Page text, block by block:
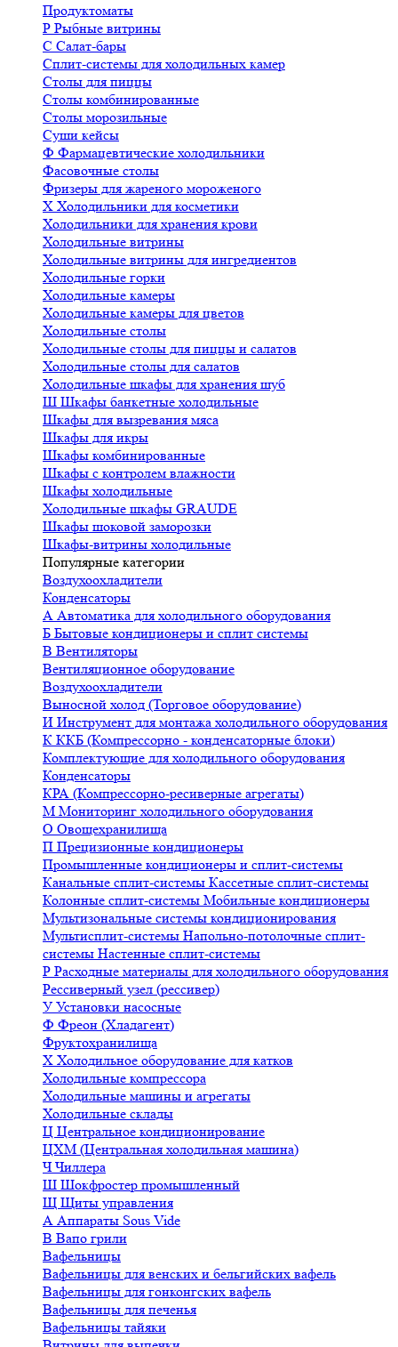
Продуктоматы
Р Рыбные витрины
С Салат-бары
Сплит-системы для холодильных камер
Столы для пиццы
Столы комбинированные
Столы морозильные
Суши кейсы
Ф Фармацевтические холодильники
Фасовочные столы
Фризеры для жареного мороженого
Х Холодильники для косметики
Холодильники для хранения крови
Холодильные витрины
Холодильные витрины для ингредиентов
Холодильные горки
Холодильные камеры
Холодильные камеры для цветов
Холодильные столы
Холодильные столы для пиццы и салатов
Холодильные столы для салатов
Холодильные шкафы для хранения шуб
Ш Шкафы банкетные холодильные
Шкафы для вызревания мяса
Шкафы для икры
Шкафы комбинированные
Шкафы с контролем влажности
Шкафы холодильные
Холодильные шкафы GRAUDE
Шкафы шоковой заморозки
Шкафы-витрины холодильные
Популярные категории
Воздухоохладители
Конденсаторы
А Автоматика для холодильного оборудования
Б Бытовые кондиционеры и сплит системы
В Вентиляторы
Вентиляционное оборудование
Воздухоохладители
Выносной холод (Торговое оборудование)
И Инструмент для монтажа холодильного оборудования
К ККБ (Компрессорно - конденсаторные блоки)
Комплектующие для холодильного оборудования
Конденсаторы
КРА (Компрессорно-ресиверные агрегаты)
М Мониторинг холодильного оборудования
О Овощехранилища
П Прецизионные кондиционеры
Промышленные кондиционеры и сплит-системы
Канальные сплит-системы Кассетные сплит-системы
Колонные сплит-системы Мобильные кондиционеры
Мультизональные системы кондиционирования
Мультисплит-системы Напольно-потолочные сплит-
системы Настенные сплит-системы
Р Расходные материалы для холодильного оборудования
Рессиверный узел (рессивер)
У Установки насосные
Ф Фреон (Хладагент)
Фруктохранилища
Х Холодильное оборудование для катков
Холодильные компрессора
Холодильные машины и агрегаты
Холодильные склады
Ц Центральное кондиционирование
ЦХМ (Центральная холодильная машина)
ЧЧиллера
Ш Шокфростер промышленный
Щ Щиты управления
А Аппараты Sous Vide
В Вапо грили
Вафельницы
Вафельницы для венских и бельгийских вафель
Вафельницы для гонконгских вафель
Вафельницы для печенья
Вафельницы тайяки